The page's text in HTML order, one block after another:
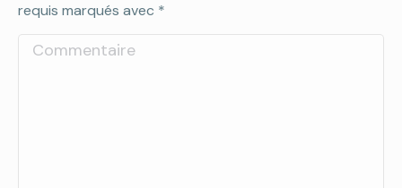
requis marqués avec *
Commentaire